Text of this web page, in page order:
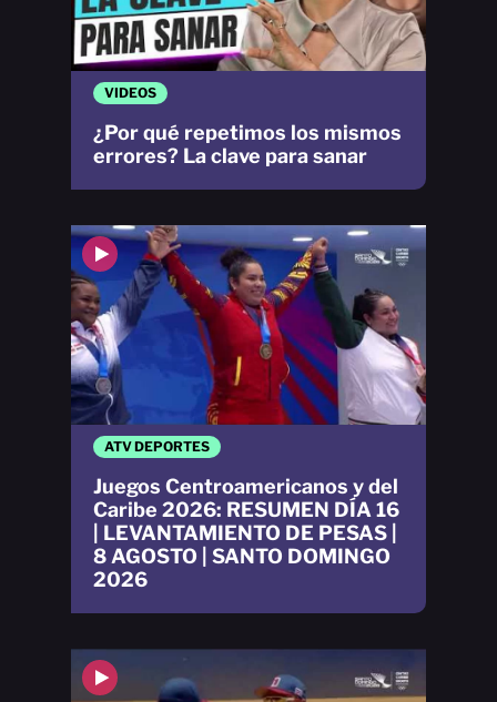
VIDEOS
¿Por qué repetimos los mismos
errores? La clave para sanar
ATV DEPORTES
Juegos Centroamericanos y del
Caribe 2026: RESUMEN DÍA 16
| LEVANTAMIENTO DE PESAS |
8 AGOSTO | SANTO DOMINGO
2026